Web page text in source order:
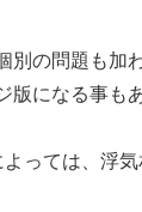
別の問題も加
になる事もあ
っては、浮